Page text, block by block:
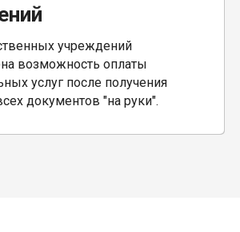
учреждений
возможность оплаты
услуг после получения
документов "на руки".